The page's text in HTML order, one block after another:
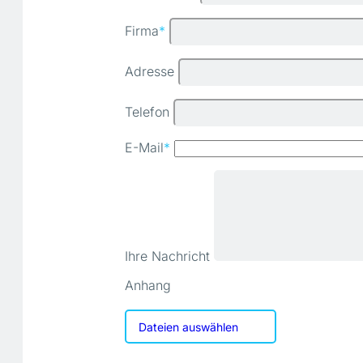
Firma*
Adresse
Telefon
E-Mail*
Ihre Nachricht
Anhang
Dateien auswählen